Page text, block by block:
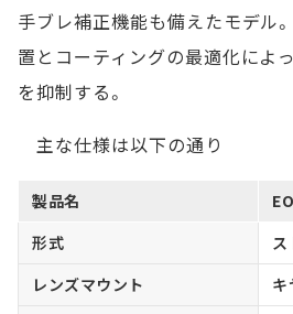
手ブレ補正機能も備えたモデル
置とコーティングの最適化によ
を抑制する。
主な仕様は以下の通り
製品名
形式
ス
レンズマウント
キ